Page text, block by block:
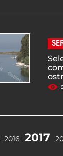
2016 2017